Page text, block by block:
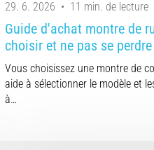
29. 6. 2026 • 11 min. de lecture
Guide d'achat montre de
choisir et ne pas se
Vous choisissez une montre de
aide à sélectionner le modèle et
à…